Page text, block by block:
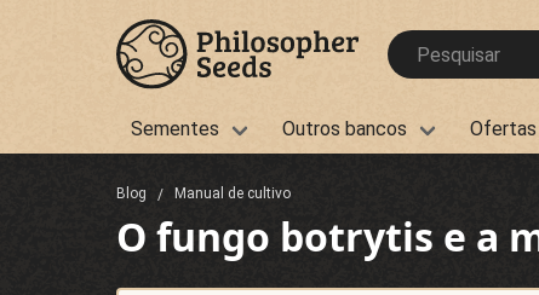
Sementes Outros bancos Ofertas
Blog Manual de cultivo
O fungo botrytis e a